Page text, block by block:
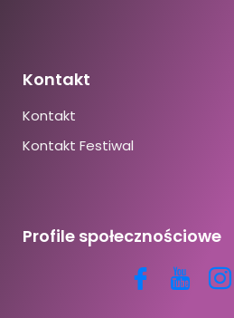
Kontakt
Kontakt
Kontakt Festiwal
Profile społecznościowe